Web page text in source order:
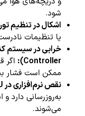
شود.
اشکال در تنظیم
یا تنظیمات
Controller):
اگر
ممکن است فشار
نقص نرم‌افزاری در ECU:
به‌روزرسانی دارد
می‌شوند.